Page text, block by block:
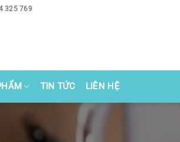
325 769
TIN TỨC LIÊN HỆ